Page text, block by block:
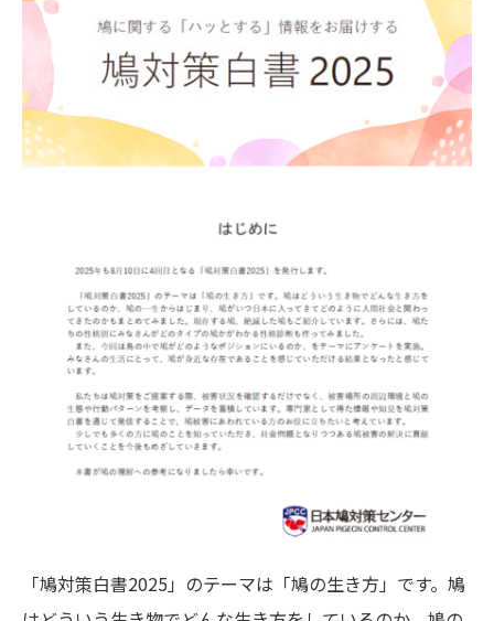
「鳩対策白書2025」のテーマは「鳩の生き方」です。鳩